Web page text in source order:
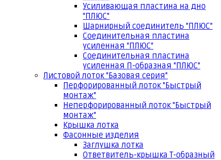
Усиливающая пластина на дно
"ПЛЮС"
Шарнирный соединитель "ПЛЮС"
Соединительная пластина
усиленная "ПЛЮС"
Соединительная пластина
усиленная П-образная "ПЛЮС"
Листовой лоток "Базовая серия"
Перфорированный лоток "Быстрый
монтаж"
Неперфорированный лоток "Быстрый
монтаж"
Крышка лотка
Фасонные изделия
Заглушка лотка
Ответвитель-крышка Т-образный